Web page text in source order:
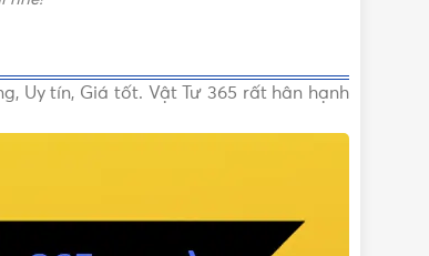
Uy tín, Giá tốt. Vật Tư 365 rất hân hạnh